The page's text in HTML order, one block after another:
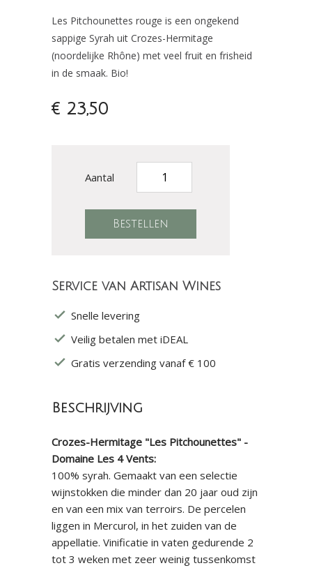
Les Pitchounettes rouge is een ongekend
sappige Syrah uit Crozes-Hermitage
(noordelijke Rhône) met veel fruit en frisheid
in de smaak. Bio!
€ 23,50
Aantal
Service van Artisan Wines
Snelle levering
Veilig betalen met iDEAL
Gratis verzending vanaf € 100
Beschrijving
Crozes-Hermitage "Les Pitchounettes" -
Domaine Les 4 Vents:
100% syrah. Gemaakt van een selectie
wijnstokken die minder dan 20 jaar oud zijn
en van een mix van terroirs. De percelen
liggen in Mercurol, in het zuiden van de
appellatie. Vinificatie in vaten gedurende 2
tot 3 weken met zeer weinig tussenkomst